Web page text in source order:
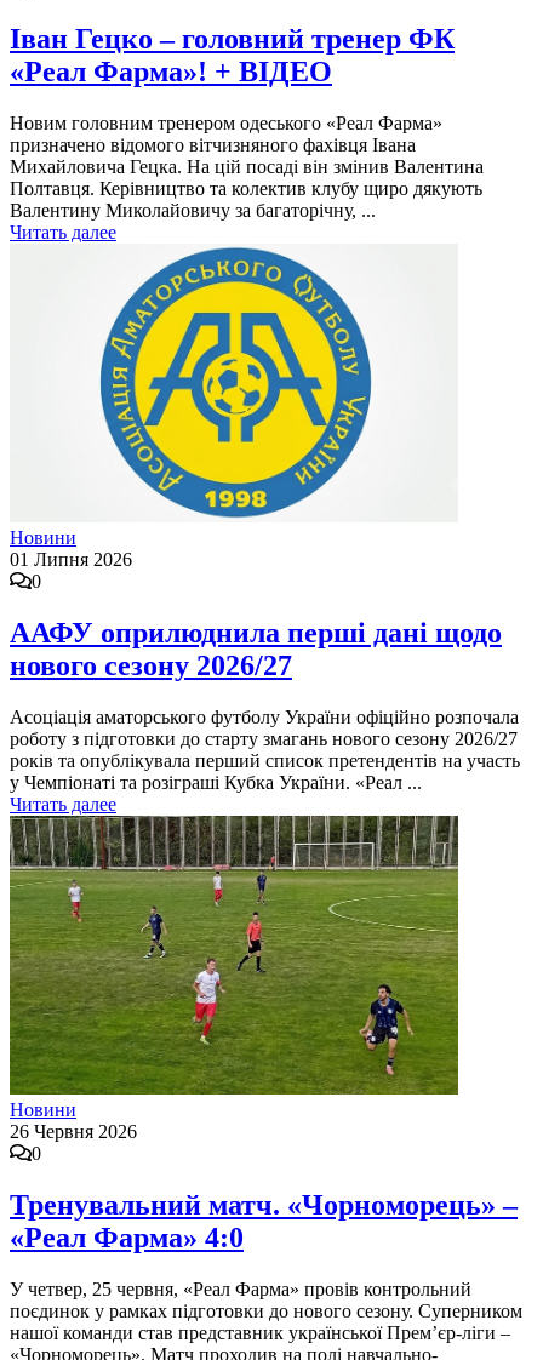
Іван Гецко – головний тренер ФК
«Реал Фарма»! + ВІДЕО
Новим головним тренером одеського «Реал Фарма»
призначено відомого вітчизняного фахівця Івана
Михайловича Гецка. На цій посаді він змінив Валентина
Полтавця. Керівництво та колектив клубу щиро дякують
Валентину Миколайовичу за багаторічну, ...
Читать далее
Новини
01 Липня 2026
0
ААФУ оприлюднила перші дані щодо
нового сезону 2026/27
Асоціація аматорського футболу України офіційно розпочала
роботу з підготовки до старту змагань нового сезону 2026/27
років та опублікувала перший список претендентів на участь
у Чемпіонаті та розіграші Кубка України. «Реал ...
Читать далее
Новини
26 Червня 2026
0
Тренувальний матч. «Чорноморець» –
«Реал Фарма» 4:0
У четвер, 25 червня, «Реал Фарма» провів контрольний
поєдинок у рамках підготовки до нового сезону. Суперником
нашої команди став представник української Прем’єр-ліги –
«Чорноморець». Матч проходив на полі навчально-